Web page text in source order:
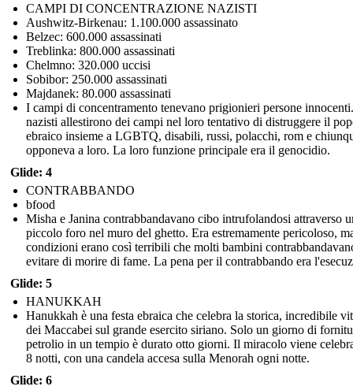
CAMPI DI CONCENTRAZIONE NAZISTI
Aushwitz-Birkenau: 1.100.000 assassinato
Belzec: 600.000 assassinati
Treblinka: 800.000 assassinati
Chelmno: 320.000 uccisi
Sobibor: 250.000 assassinati
Majdanek: 80.000 assassinati
I campi di concentramento tenevano prigionieri persone
nazisti allestirono dei campi nel loro tentativo di distruggere il
ebraico insieme a LGBTQ, disabili, russi, polacchi, rom e
opponeva a loro. La loro funzione principale era il genocidio.
Glide: 4
CONTRABBANDO
bfood
Misha e Janina contrabbandavano cibo intrufolandosi attraverso
piccolo foro nel muro del ghetto. Era estremamente pericoloso,
condizioni erano così terribili che molti bambini
evitare di morire di fame. La pena per il contrabbando era
Glide: 5
HANUKKAH
Hanukkah è una festa ebraica che celebra la storica, incredibile
dei Maccabei sul grande esercito siriano. Solo un giorno di
petrolio in un tempio è durato otto giorni. Il miracolo viene
8 notti, con una candela accesa sulla Menorah ogni notte.
Glide: 6